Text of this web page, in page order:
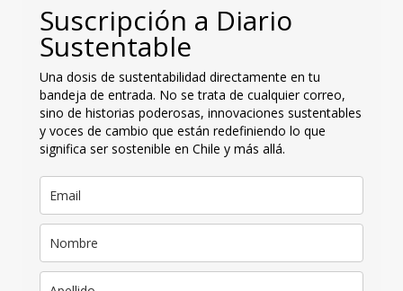
Suscripción a Diario
Sustentable
Una dosis de sustentabilidad directamente en tu
bandeja de entrada. No se trata de cualquier correo,
sino de historias poderosas, innovaciones sustentables
y voces de cambio que están redefiniendo lo que
significa ser sostenible en Chile y más allá.